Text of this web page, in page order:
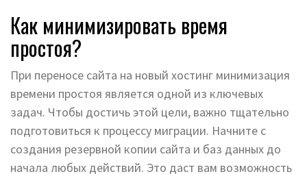
Как минимизировать время
простоя?
При переносе сайта на новый хостинг минимизация
времени простоя является одной из ключевых
задач. Чтобы достичь этой цели, важно тщательно
подготовиться к процессу миграции. Начните с
создания резервной копии сайта и баз данных до
начала любых действий. Это даст вам возможность